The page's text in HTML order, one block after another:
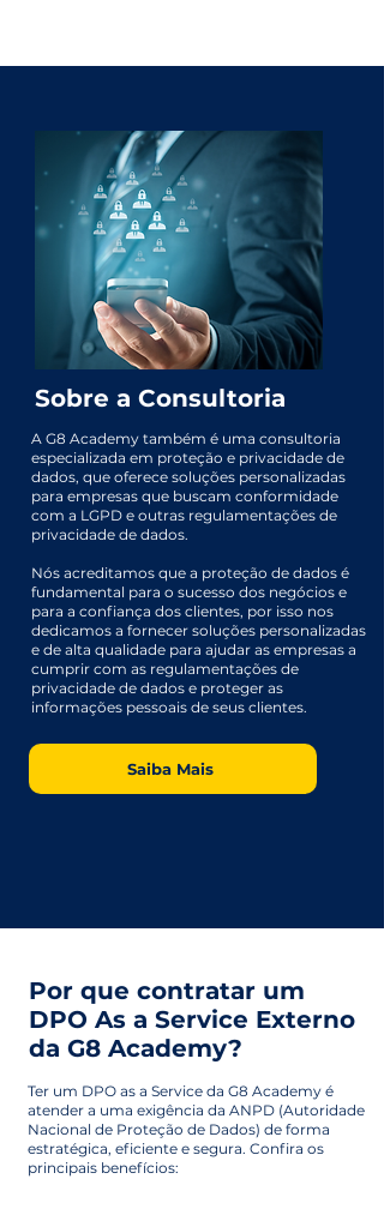
Sobre a Consultoria
A G8 Academy também é uma consultoria
especializada em proteção e privacidade de
dados, que oferece soluções personalizadas
para empresas que buscam conformidade
com a LGPD e outras regulamentações de
privacidade de dados.
Nós acreditamos que a proteção de dados é
fundamental para o sucesso dos negócios e
para a confiança dos clientes, por isso nos
dedicamos a fornecer soluções personalizadas
e de alta qualidade para ajudar as empresas a
cumprir com as regulamentações de
privacidade de dados e proteger as
informações pessoais de seus clientes.
Saiba Mais
Por que contratar um
DPO As a Service Externo
da G8 Academy?
Ter um DPO as a Service da G8 Academy é
atender a uma exigência da ANPD (Autoridade
Nacional de Proteção de Dados) de forma
estratégica, eficiente e segura. Confira os
principais benefícios: